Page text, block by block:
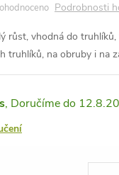
Podrobnosti
růst, vhodná do
truhlíků, na obruby i na